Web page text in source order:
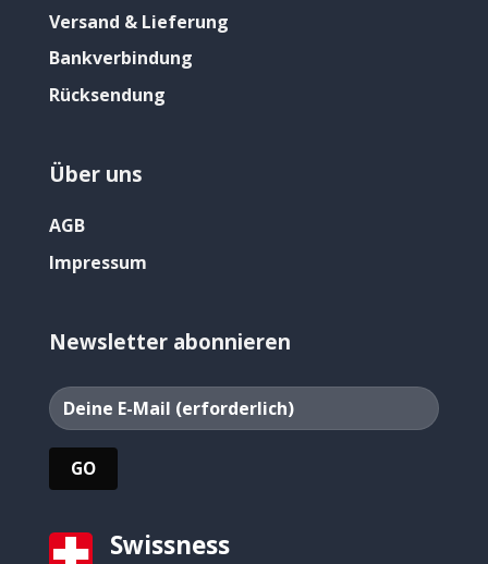
Versand & Lieferung
Bankverbindung
Rücksendung
Über uns
AGB
Impressum
Newsletter abonnieren
Swissness